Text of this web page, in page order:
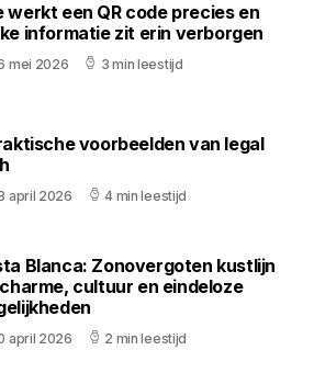
werkt een QR code precies en
informatie zit erin verborgen
mei 2026 3 min leestijd
voorbeelden van legal
april 2026 4 min leestijd
Blanca: Zonovergoten kustlijn
cultuur en eindeloze
april 2026 2 min leestijd